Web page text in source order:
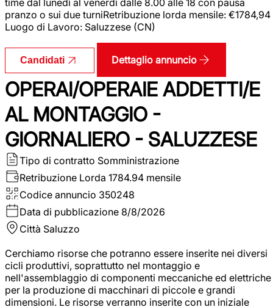
pranzo o sui due turniRetribuzione lorda mensile: €1784,94
Luogo di Lavoro: Saluzzese (CN)
Candidati Dettaglio annuncio
OPERAI/OPERAIE ADDETTI/E
AL MONTAGGIO -
GIORNALIERO - SALUZZESE
Tipo di contratto Somministrazione
Retribuzione Lorda 1784.94 mensile
Codice annuncio 350248
Data di pubblicazione 8/8/2026
Città Saluzzo
Cerchiamo risorse che potranno essere inserite nei diversi
cicli produttivi, soprattutto nel montaggio e
nell'assemblaggio di componenti meccaniche ed elettriche
per la produzione di macchinari di piccole e grandi
dimensioni. Le risorse verranno inserite con un iniziale